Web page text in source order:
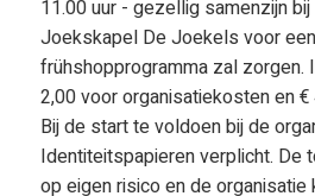
11.00 uur - gezellig samenzijn
Joekskapel De Joekels voor
frühshopprogramma zal zorgen.
2,00 voor organisatiekosten en €
Bij de start te voldoen bij de
Identiteitspapieren verplicht. De
op eigen risico en de organisatie